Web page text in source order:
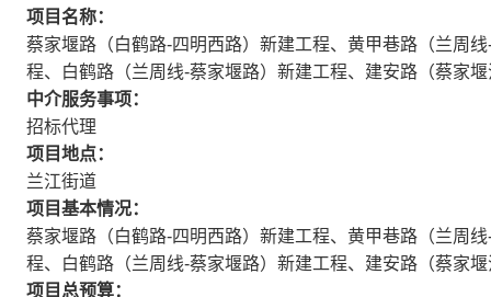
项目名称：
蔡家堰路（白鹤路-四明西路）新建工程、黄甲巷路（兰周
程、白鹤路（兰周线-蔡家堰路）新建工程、建安路（蔡家
中介服务事项：
招标代理
项目地点：
兰江街道
项目基本情况：
蔡家堰路（白鹤路-四明西路）新建工程、黄甲巷路（兰周
程、白鹤路（兰周线-蔡家堰路）新建工程、建安路（蔡家
项目总预算：